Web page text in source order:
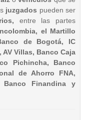
juzgados pueden ser
entre las partes
el Martillo
de Bogotá, IC
Villas, Banco Caja
Pichincha, Banco
de Ahorro FNA,
Banco Finandina y